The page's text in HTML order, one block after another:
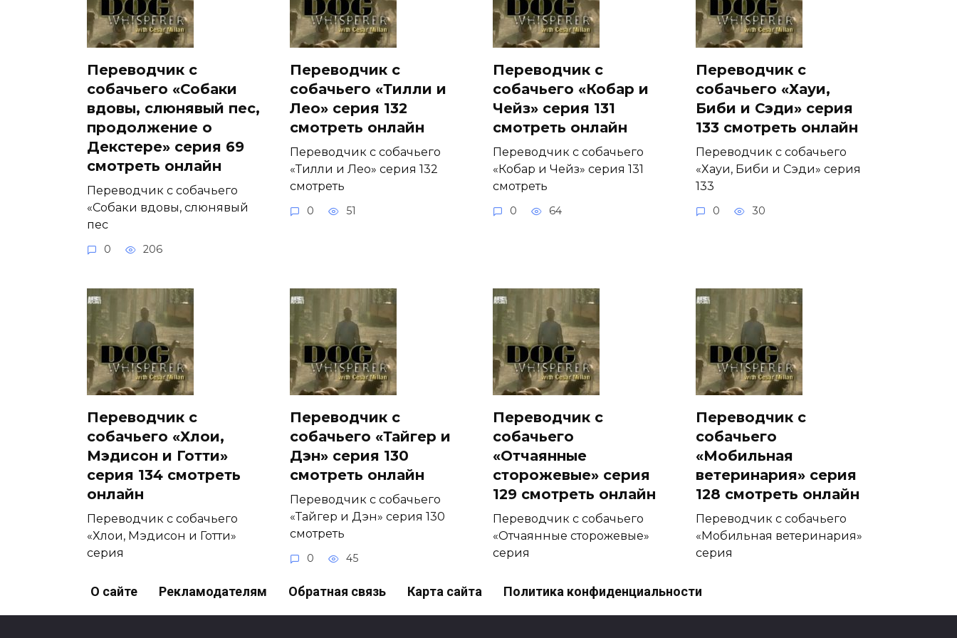
Переводчик с
собачьего «Собаки
вдовы, слюнявый пес,
продолжение о
Декстере» серия 69
смотреть онлайн
Переводчик с собачьего
«Собаки вдовы, слюнявый
пес
0 206
Переводчик с
собачьего «Тилли и
Лео» серия 132
смотреть онлайн
Переводчик с собачьего
«Тилли и Лео» серия 132
смотреть
0 51
Переводчик с
собачьего «Кобар и
Чейз» серия 131
смотреть онлайн
Переводчик с собачьего
«Кобар и Чейз» серия 131
смотреть
0 64
Переводчик с
собачьего «Хауи,
Биби и Сэди» серия
133 смотреть онлайн
Переводчик с собачьего
«Хауи, Биби и Сэди» серия
133
0 30
Переводчик с
собачьего «Хлои,
Мэдисон и Готти»
серия 134 смотреть
онлайн
Переводчик с собачьего
«Хлои, Мэдисон и Готти»
серия
Переводчик с
собачьего «Тайгер и
Дэн» серия 130
смотреть онлайн
Переводчик с собачьего
«Тайгер и Дэн» серия 130
смотреть
0 45
Переводчик с
собачьего
«Отчаянные
сторожевые» серия
129 смотреть онлайн
Переводчик с собачьего
«Отчаянные сторожевые»
серия
Переводчик с
собачьего
«Мобильная
ветеринария» серия
128 смотреть онлайн
Переводчик с собачьего
«Мобильная ветеринария»
серия
О сайте Рекламодателям Обратная связь Карта сайта Политика конфиденциальности